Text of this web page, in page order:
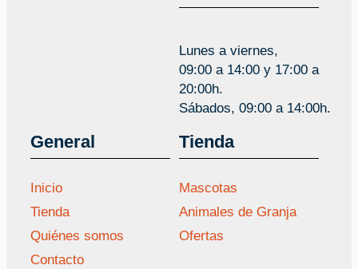
Lunes a viernes,
09:00 a 14:00 y 17:00 a
20:00h.
Sábados, 09:00 a 14:00h.
General
Inicio
Tienda
Quiénes somos
Contacto
Tienda
Mascotas
Animales de Granja
Ofertas